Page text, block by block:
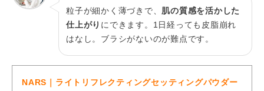
粒子が細かく薄づきで、 肌の質感を活かした
仕上がり にできます。1日経っても皮脂崩れ
はなし。ブラシがないのが難点です。
NARS｜ライトリフレクティングセッティングパウダー